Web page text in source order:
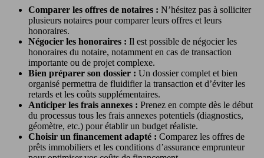
Comparer les offres de notaires : N’hésitez pas à solliciter
plusieurs notaires pour comparer leurs offres et leurs
honoraires.
Négocier les honoraires : Il est possible de négocier les
honoraires du notaire, notamment en cas de transaction
importante ou de projet complexe.
Bien préparer son dossier : Un dossier complet et bien
organisé permettra de fluidifier la transaction et d’éviter les
retards et les coûts supplémentaires.
Anticiper les frais annexes : Prenez en compte dès le début
du processus tous les frais annexes potentiels (diagnostics,
géomètre, etc.) pour établir un budget réaliste.
Choisir un financement adapté : Comparez les offres de
prêts immobiliers et les conditions d’assurance emprunteur